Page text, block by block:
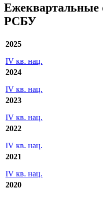
с
Ежеквартальные
РСБУ
IV кв. нац.
IV кв. нац.
IV кв. нац.
IV кв. нац.